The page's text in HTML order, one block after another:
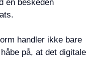
en beskeden
handler ikke bare
på, at det digitale